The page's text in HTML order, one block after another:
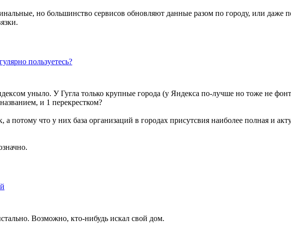
но большинство сервисов обновляют данные разом по городу, или даже
пользуетесь?
уныло. У Гугла только крупные города (у Яндекса по-лучше но тоже не
и 1 перекрестком?
потому что у них база организаций в городах присутсвия наиболее полная и
Возможно, кто-нибудь искал свой дом.